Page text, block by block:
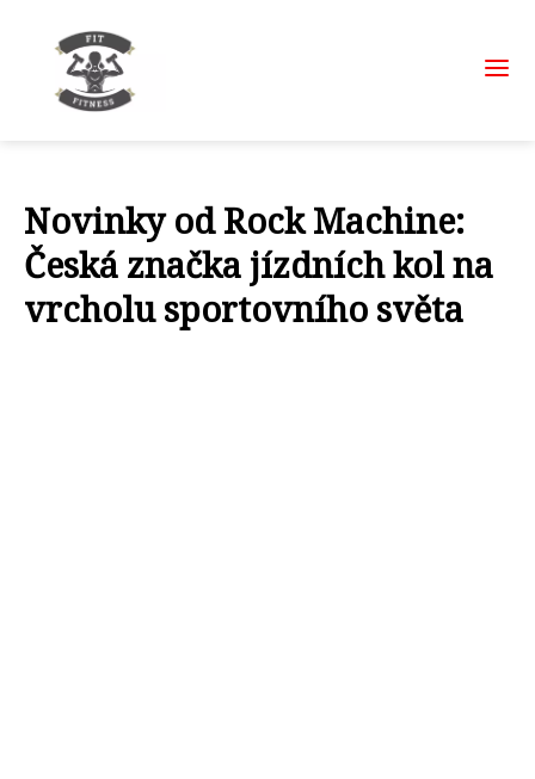
Novinky od Rock Machine:
Česká značka jízdních kol na
vrcholu sportovního světa